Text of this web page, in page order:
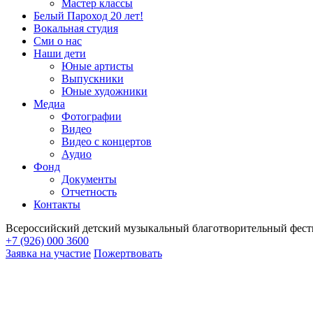
Мастер классы
Белый Пароход 20 лет!
Вокальная студия
Сми о нас
Наши дети
Юные артисты
Выпускники
Юные художники
Медиа
Фотографии
Видео
Видео с концертов
Аудио
Фонд
Документы
Отчетность
Контакты
Всероссийский детский музыкальный благотворительный
+7 (926) 000 3600
Заявка на участие Пожертвовать